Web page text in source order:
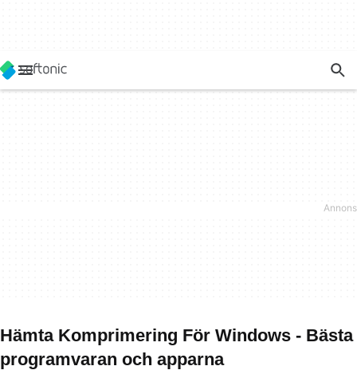
Hämta Komprimering För Windows - Bästa
programvaran och apparna